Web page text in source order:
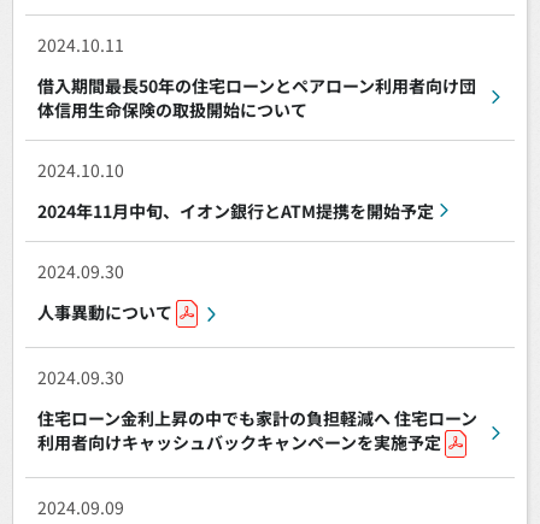
2024.10.11
借入期間最長50年の住宅ローンとペアローン利用者向け団
体信用生命保険の取扱開始について
2024.10.10
2024年11月中旬、イオン銀行とATM提携を開始予定
2024.09.30
人事異動について
2024.09.30
住宅ローン金利上昇の中でも家計の負担軽減へ 住宅ローン
利用者向けキャッシュバックキャンペーンを実施予定
2024.09.09